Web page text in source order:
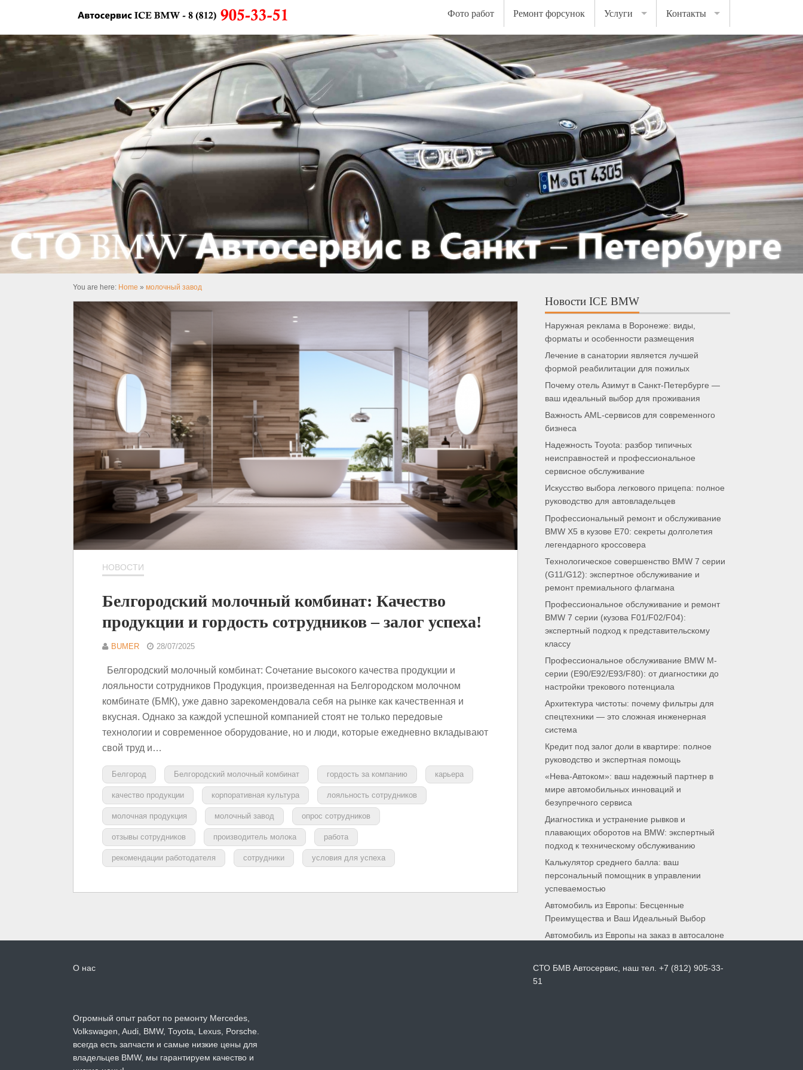
Фото работ Ремонт форсунок Услуги Контакты
You are here: Home » молочный завод
НОВОСТИ
Белгородский молочный комбинат: Качество
продукции и гордость сотрудников – залог успеха!
BUMER 28/07/2025
Белгородский молочный комбинат: Сочетание высокого качества продукции и
лояльности сотрудников Продукция, произведенная на Белгородском молочном
комбинате (БМК), уже давно зарекомендовала себя на рынке как качественная и
вкусная. Однако за каждой успешной компанией стоят не только передовые
технологии и современное оборудование, но и люди, которые ежедневно вкладывают
свой труд и…
Белгород Белгородский молочный комбинат гордость за компанию карьера
качество продукции корпоративная культура лояльность сотрудников
молочная продукция молочный завод опрос сотрудников
отзывы сотрудников производитель молока работа
рекомендации работодателя сотрудники условия для успеха
Новости ICE BMW
Наружная реклама в Воронеже: виды,
форматы и особенности размещения
Лечение в санатории является лучшей
формой реабилитации для пожилых
Почему отель Азимут в Санкт-Петербурге —
ваш идеальный выбор для проживания
Важность AML-сервисов для современного
бизнеса
Надежность Toyota: разбор типичных
неисправностей и профессиональное
сервисное обслуживание
Искусство выбора легкового прицепа: полное
руководство для автовладельцев
Профессиональный ремонт и обслуживание
BMW X5 в кузове E70: секреты долголетия
легендарного кроссовера
Технологическое совершенство BMW 7 серии
(G11/G12): экспертное обслуживание и
ремонт премиального флагмана
Профессиональное обслуживание и ремонт
BMW 7 серии (кузова F01/F02/F04):
экспертный подход к представительскому
классу
Профессиональное обслуживание BMW M-
серии (E90/E92/E93/F80): от диагностики до
настройки трекового потенциала
Архитектура чистоты: почему фильтры для
спецтехники — это сложная инженерная
система
Кредит под залог доли в квартире: полное
руководство и экспертная помощь
«Нева-Автоком»: ваш надежный партнер в
мире автомобильных инноваций и
безупречного сервиса
Диагностика и устранение рывков и
плавающих оборотов на BMW: экспертный
подход к техническому обслуживанию
Калькулятор среднего балла: ваш
персональный помощник в управлении
успеваемостью
Автомобиль из Европы: Бесценные
Преимущества и Ваш Идеальный Выбор
Автомобиль из Европы на заказ в автосалоне
О нас
Огромный опыт работ по ремонту Mercedes,
Volkswagen, Audi, BMW, Toyota, Lexus, Porsche.
всегда есть запчасти и самые низкие цены для
владельцев BMW, мы гарантируем качество и
СТО БМВ Автосервис, наш тел. +7 (812) 905-33-
51